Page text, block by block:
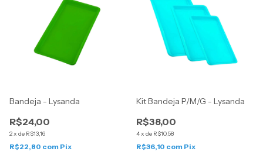
Bandeja - Lysanda
R$24,00
2x de R$13,16
R$22,80 com Pix
Kit Bandeja P/M/G - Lysanda
R$38,00
4x de R$10,58
R$36,10 com Pix